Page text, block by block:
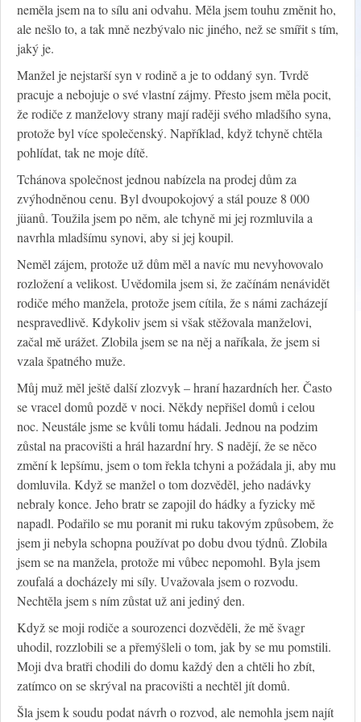
neměla jsem na to sílu ani odvahu. Měla jsem touhu změnit ho,
ale nešlo to, a tak mně nezbývalo nic jiného, než se smířit s tím,
jaký je.
Manžel je nejstarší syn v rodině a je to oddaný syn. Tvrdě
pracuje a nebojuje o své vlastní zájmy. Přesto jsem měla pocit,
že rodiče z manželovy strany mají raději svého mladšího syna,
protože byl více společenský. Například, když tchyně chtěla
pohlídat, tak ne moje dítě.
Tchánova společnost jednou nabízela na prodej dům za
zvýhodněnou cenu. Byl dvoupokojový a stál pouze 8 000
jüanů. Toužila jsem po něm, ale tchyně mi jej rozmluvila a
navrhla mladšímu synovi, aby si jej koupil.
Neměl zájem, protože už dům měl a navíc mu nevyhovovalo
rozložení a velikost. Uvědomila jsem si, že začínám nenávidět
rodiče mého manžela, protože jsem cítila, že s námi zacházejí
nespravedlivě. Kdykoliv jsem si však stěžovala manželovi,
začal mě urážet. Zlobila jsem se na něj a naříkala, že jsem si
vzala špatného muže.
Můj muž měl ještě další zlozvyk – hraní hazardních her. Často
se vracel domů pozdě v noci. Někdy nepřišel domů i celou
noc. Neustále jsme se kvůli tomu hádali. Jednou na podzim
zůstal na pracovišti a hrál hazardní hry. S nadějí, že se něco
změní k lepšímu, jsem o tom řekla tchyni a požádala ji, aby mu
domluvila. Když se manžel o tom dozvěděl, jeho nadávky
nebraly konce. Jeho bratr se zapojil do hádky a fyzicky mě
napadl. Podařilo se mu poranit mi ruku takovým způsobem, že
jsem ji nebyla schopna používat po dobu dvou týdnů. Zlobila
jsem se na manžela, protože mi vůbec nepomohl. Byla jsem
zoufalá a docházely mi síly. Uvažovala jsem o rozvodu.
Nechtěla jsem s ním zůstat už ani jediný den.
Když se moji rodiče a sourozenci dozvěděli, že mě švagr
uhodil, rozzlobili se a přemýšleli o tom, jak by se mu pomstili.
Moji dva bratři chodili do domu každý den a chtěli ho zbít,
zatímco on se skrýval na pracovišti a nechtěl jít domů.
Šla jsem k soudu podat návrh o rozvod, ale nemohla jsem najít